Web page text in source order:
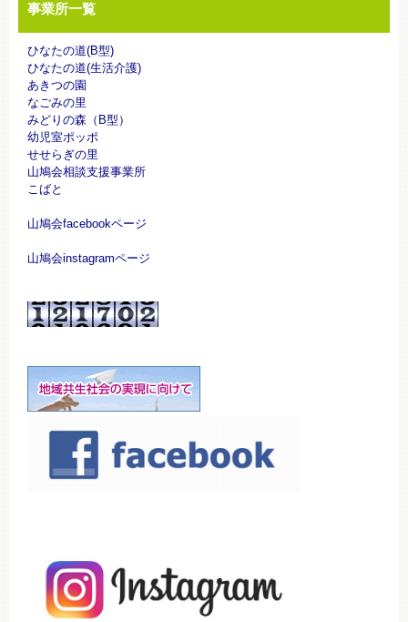
事業所一覧
ひなたの道(B型)
ひなたの道(生活介護)
あきつの園
なごみの里
みどりの森（B型）
幼児室ポッポ
せせらぎの里
山鳩会相談支援事業所
こばと
山鳩会facebookページ
山鳩会instagramページ